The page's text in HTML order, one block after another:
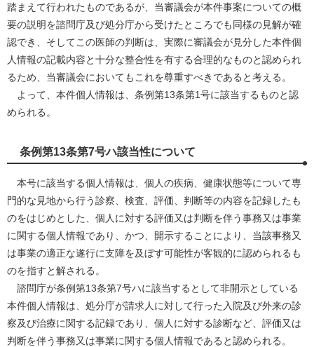
踏まえて行われたものであるが、当審議会が本件事案についての概
要の説明を諮問庁及び処分庁から受けたところでも同様の見解が確
認でき、そしてこの医師の判断は、実際に審議会が見分した本件個
人情報の記載内容と十分な整合性を有する合理的なものと認められ
るため、当審議会においてもこれを尊重すべきであると考える。
よって、本件個人情報は、条例第13条第1号に該当するものと認
められる。
条例第13条第7号ハ該当性について
本号に該当する個人情報は、個人の疾病、健康状態等について専
門的な見地から行う診察、検査、評価、判断等の内容を記録したも
のをはじめとした、個人に対する評価又は判断を伴う事務又は事業
に関する個人情報であり、かつ、開示することにより、当該事務又
は事業の適正な遂行に支障を及ぼす可能性が客観的に認められるも
のを指すと解される。
諮問庁が条例第13条第7号ハに該当するとして非開示としている
本件個人情報は、処分庁が請求人に対して行った入院及び外来の診
察及び治療に関する記録であり、個人に対する診断など、評価又は
判断を伴う事務又は事業に関する個人情報であると認められる。